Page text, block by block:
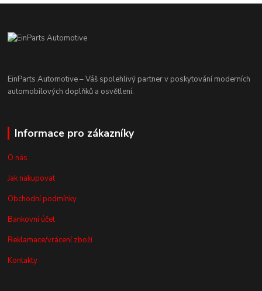
EinParts Automotive – Váš spolehlivý partner v poskytování moderních
automobilových doplňků a osvětlení.
Informace pro zákazníky
O nás
Jak nakupovat
Obchodní podmínky
Bankovní účet
Reklamace/vrácení zboží
Kontakty